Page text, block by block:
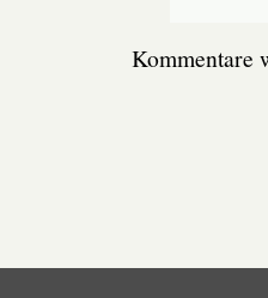
Kommentare